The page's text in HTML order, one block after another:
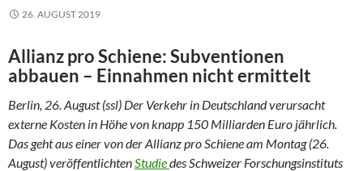
26. AUGUST 2019
Allianz pro Schiene: Subventionen
abbauen – Einnahmen nicht ermittelt
Berlin, 26. August (ssl) Der Verkehr in Deutschland verursacht
externe Kosten in Höhe von knapp 150 Milliarden Euro jährlich.
Das geht aus einer von der Allianz pro Schiene am Montag (26.
August) veröffentlichtenStudiedes Schweizer Forschungsinstituts